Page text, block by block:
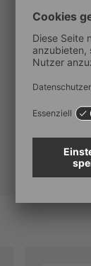
Abm
für
31,51 €